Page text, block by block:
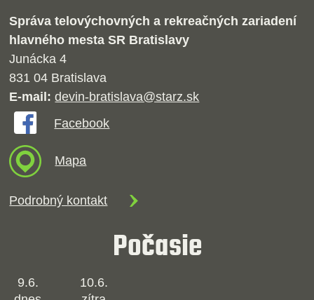
Správa telovýchovných a rekreačných zariadení
hlavného mesta SR Bratislavy
Junácka 4
831 04 Bratislava
E-mail: devin-bratislava@starz.sk
Facebook
Mapa
Podrobný kontakt
Počasie
9.6.
10.6.